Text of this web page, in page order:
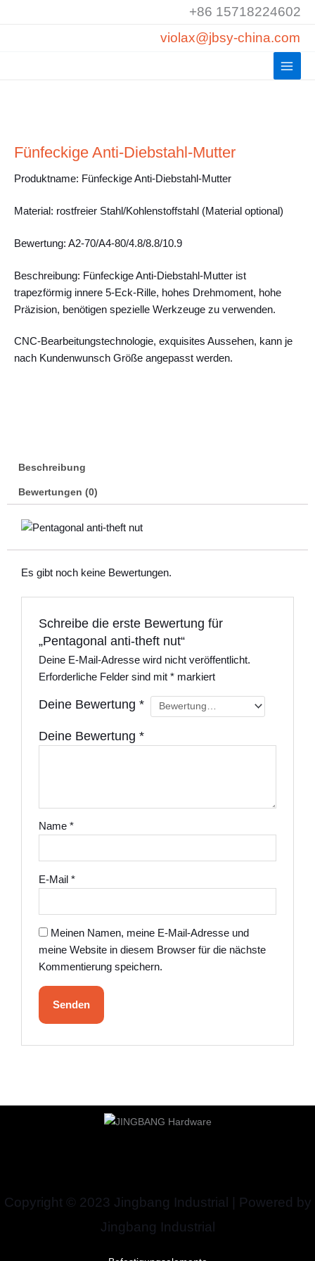
+86 15718224602
violax@jbsy-china.com
Fünfeckige Anti-Diebstahl-Mutter
Produktname: Fünfeckige Anti-Diebstahl-Mutter
Material: rostfreier Stahl/Kohlenstoffstahl (Material optional)
Bewertung: A2-70/A4-80/4.8/8.8/10.9
Beschreibung: Fünfeckige Anti-Diebstahl-Mutter ist
trapezförmig innere 5-Eck-Rille, hohes Drehmoment, hohe
Präzision, benötigen spezielle Werkzeuge zu verwenden.
CNC-Bearbeitungstechnologie, exquisites Aussehen, kann je
nach Kundenwunsch Größe angepasst werden.
Beschreibung
Bewertungen (0)
Es gibt noch keine Bewertungen.
Schreibe die erste Bewertung für
„Pentagonal anti-theft nut“
Deine E-Mail-Adresse wird nicht veröffentlicht.
Erforderliche Felder sind mit* markiert
Deine Bewertung*
Deine Bewertung*
Name*
E-Mail*
Meinen Namen, meine E-Mail-Adresse und
meine Website in diesem Browser für die nächste
Kommentierung speichern.
Copyright © 2023 Jingbang Industrial | Powered by
Jingbang Industrial